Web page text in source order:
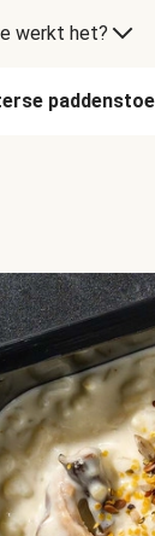
werkt het?